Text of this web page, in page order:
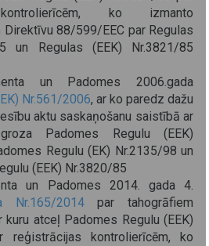
ko izmanto
Direktīvu 88/599/EEC par Regulas
un Regulas (EEK) Nr.3821/85
un Padomes 2006.gada
Nr.561/2006, ar ko paredz dažu
aktu saskaņošanu saistībā ar
Padomes Regulu (EEK)
Regulu (EK) Nr.2135/98 un
(EEK) Nr.3820/85
un Padomes 2014. gada 4.
Nr.165/2014par tahogrāfiem
kuru atceļ Padomes Regulu (EEK)
reģistrācijas kontrolierīcēm, ko